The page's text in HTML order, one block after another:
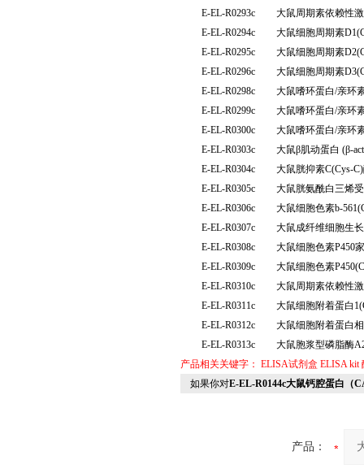
E-EL-R0293c
大鼠周期素依赖性
E-EL-R0294c
大鼠细胞周期素
E-EL-R0295c
大鼠细胞周期素
E-EL-R0296c
大鼠细胞周期素
E-EL-R0298c
大鼠嗜环蛋白/亲环
E-EL-R0299c
大鼠嗜环蛋白/亲环
E-EL-R0300c
大鼠嗜环蛋白/亲环
E-EL-R0303c
大鼠β肌动蛋白 (β-
E-EL-R0304c
大鼠胱抑素C(Cys-
E-EL-R0305c
大鼠胱氨酰白三烯
E-EL-R0306c
大鼠细胞色素b-
E-EL-R0307c
大鼠成纤维细胞生
E-EL-R0308c
大鼠细胞色素P450
E-EL-R0309c
大鼠细胞色素
E-EL-R0310c
大鼠周期素依赖性
E-EL-R0311c
大鼠细胞附着蛋白
E-EL-R0312c
大鼠细胞附着蛋白
E-EL-R0313c
大鼠胞浆型磷脂酶
产品相关关键字： ELISA试剂盒 ELISA kit
如果你对E-EL-R0144c大鼠钙腔蛋白（
产品：